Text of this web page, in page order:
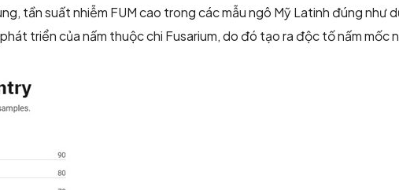
tần suất nhiễm FUM cao trong các mẫu ngô Mỹ Latinh đúng như
triển của nấm thuộc chi Fusarium, do đó tạo ra độc tố nấm mốc